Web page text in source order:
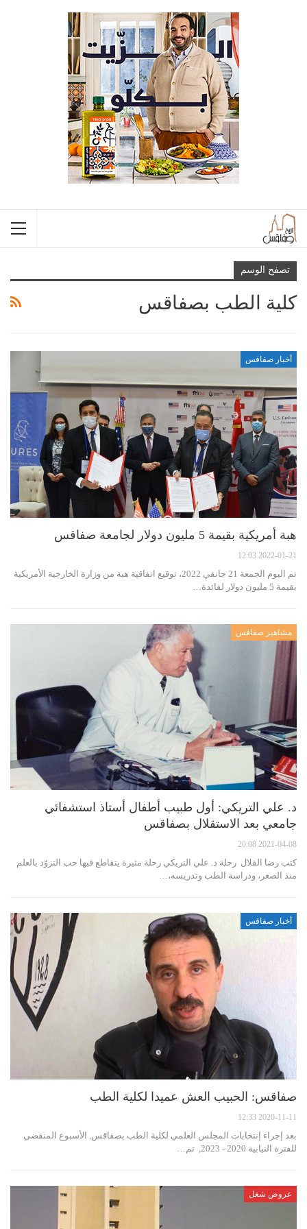
تصفح الوسم
كلية الطب بصفاقس
أخبار صفاقس
هبة أمريكية بقيمة 5 مليون دولار لجامعة صفاقس
2022-01-21 12:03
تم اليوم الجمعة 21 جانفي 2022، توقيع اتفاقية هبة من وزارة الخارجية الأمريكية
بقيمة 5 مليون دولار لفائدة…
مشاهير صفاقس
د. علي التريكي: أول طبيب أطفال أستاذ استشفائي
جامعي بعد الاستقلال بصفاقس
2021-04-08 20:08
كتب رضا القلال رحلة د. علي التريكي رحلة مثيرة يتقاطع فيها حب التزوّد بالعلم
منذ الصغر، ودراسة الطب وتدريسه،…
أخبار صفاقس
صفاقس: الحبيب العش عميدا لكلية الطب
2020-11-11 12:33
بعد إجراء إنتخابات المجلس العلمي لكلية الطب بصفاقس, الأسبوع المنقضي
للفترة النيابية 2020 - 2023, تم…
عروض شغل